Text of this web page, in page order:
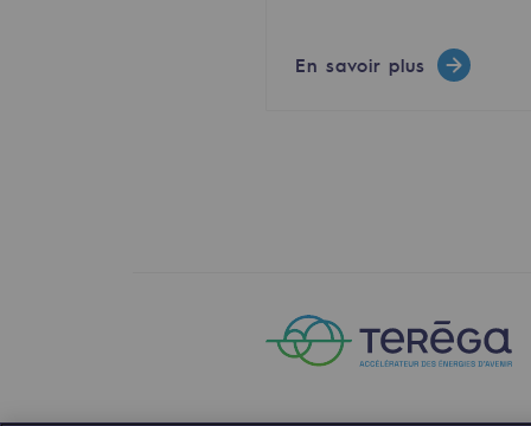
Acteur engagé
Décarbonation : une priorité
En savoir plus